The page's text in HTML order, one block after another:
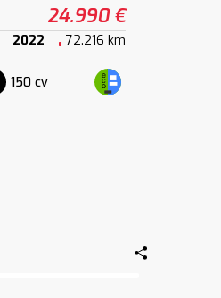
24.990 €
2022 72.216 km
150 cv